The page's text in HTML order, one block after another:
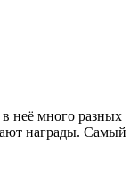
неё много разных
награды. Самый